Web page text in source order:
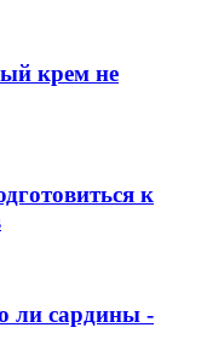
крем не
к
ли сардины -